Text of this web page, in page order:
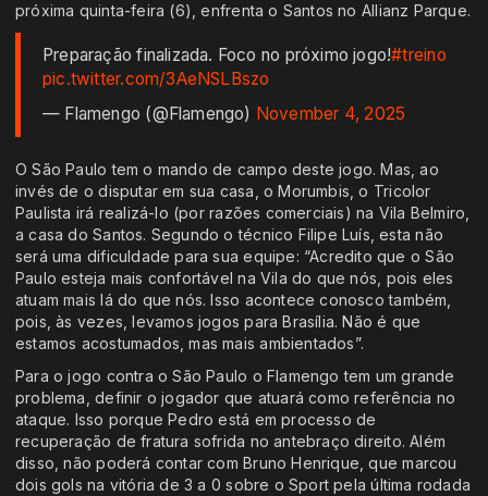
próxima quinta-feira (6), enfrenta o Santos no Allianz Parque.
Preparação finalizada. Foco no próximo jogo!#treino
pic.twitter.com/3AeNSLBszo
— Flamengo (@Flamengo) November 4, 2025
O São Paulo tem o mando de campo deste jogo. Mas, ao
invés de o disputar em sua casa, o Morumbis, o Tricolor
Paulista irá realizá-lo (por razões comerciais) na Vila Belmiro,
a casa do Santos. Segundo o técnico Filipe Luís, esta não
será uma dificuldade para sua equipe: “Acredito que o São
Paulo esteja mais confortável na Vila do que nós, pois eles
atuam mais lá do que nós. Isso acontece conosco também,
pois, às vezes, levamos jogos para Brasília. Não é que
estamos acostumados, mas mais ambientados”.
Para o jogo contra o São Paulo o Flamengo tem um grande
problema, definir o jogador que atuará como referência no
ataque. Isso porque Pedro está em processo de
recuperação de fratura sofrida no antebraço direito. Além
disso, não poderá contar com Bruno Henrique, que marcou
dois gols na vitória de 3 a 0 sobre o Sport pela última rodada